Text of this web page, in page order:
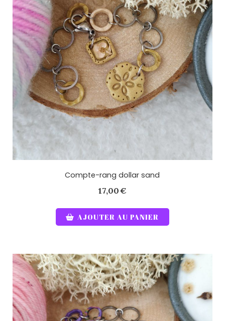
Compte-rang dollar sand
17,00€
AJOUTER AU PANIER